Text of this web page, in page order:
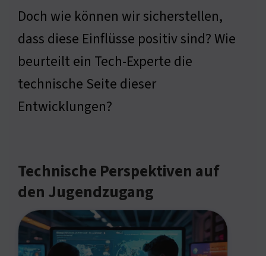
Doch wie können wir sicherstellen,
dass diese Einflüsse positiv sind? Wie
beurteilt ein Tech-Experte die
technische Seite dieser
Entwicklungen?
Technische Perspektiven auf
den Jugendzugang